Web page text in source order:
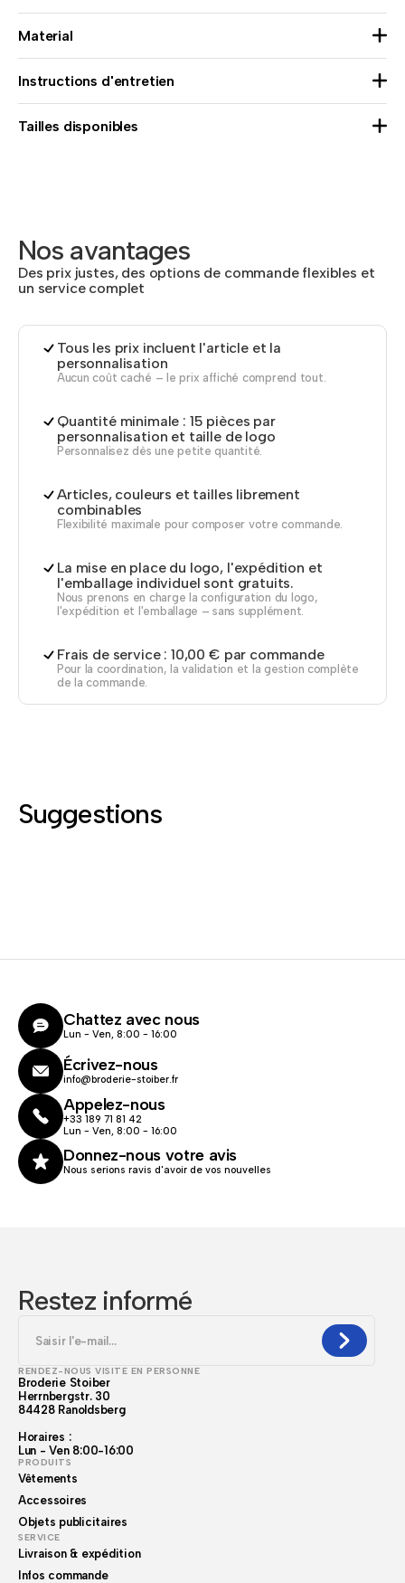
Material
Instructions d'entretien
Tailles disponibles
Nos avantages
Des prix justes, des options de commande flexibles et
un service complet
Tous les prix incluent l'article et la
personnalisation
Aucun coût caché – le prix affiché comprend tout.
Quantité minimale : 15 pièces par
personnalisation et taille de logo
Personnalisez dès une petite quantité.
Articles, couleurs et tailles librement
combinables
Flexibilité maximale pour composer votre commande.
La mise en place du logo, l'expédition et
l'emballage individuel sont gratuits.
Nous prenons en charge la configuration du logo,
l'expédition et l'emballage – sans supplément.
Frais de service : 10,00 € par commande
Pour la coordination, la validation et la gestion complète
de la commande.
Suggestions
Chattez avec nous
Lun - Ven, 8:00 - 16:00
Écrivez-nous
info@broderie-stoiber.fr
Appelez-nous
+33 189 71 81 42
Lun - Ven, 8:00 - 16:00
Donnez-nous votre avis
Nous serions ravis d'avoir de vos nouvelles
Restez informé
RENDEZ-NOUS VISITE EN PERSONNE
Broderie Stoiber
Herrnbergstr. 30
84428 Ranoldsberg
Horaires :
Lun - Ven 8:00-16:00
PRODUITS
Vêtements
Accessoires
Objets publicitaires
SERVICE
Livraison & expédition
Infos commande